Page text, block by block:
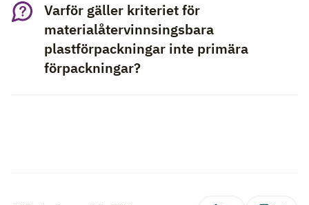
Varför gäller kriteriet för
materialåtervinnsingsbara
plastförpackningar inte primära
förpackningar?